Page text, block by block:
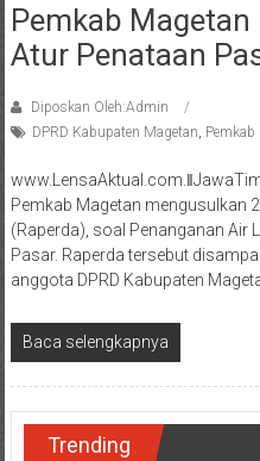
Pemkab Magetan
Atur Penataan
Diposkan Oleh:Admin
DPRD Kabupaten Magetan Pemkab
Pemkab Magetan mengusulkan
(Raperda), soal Penanganan Air
Pasar. Raperda tersebut
anggota DPRD Kabupaten
Baca selengkapnya
Trending